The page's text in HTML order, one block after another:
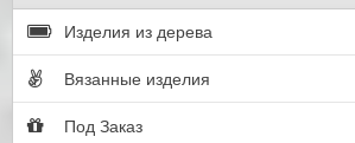
Изделия из дерева
Вязанные изделия
Под Заказ